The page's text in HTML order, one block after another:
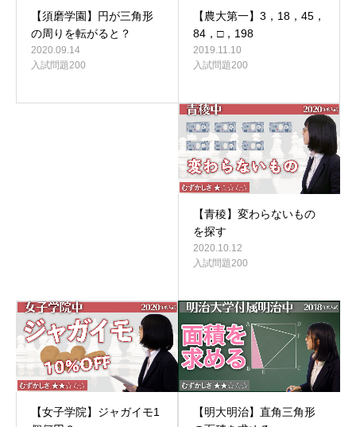
【須磨学園】円が三角形
の周りを転がると？
2020.09.14
入試問題200
【農大第一】3，18，45，
84，□，198
2019.11.10
入試問題200
【青稜】変わらないもの
を探す
2020.10.12
入試問題200
【女子学院】ジャガイモ1
【明大明治】直角三角形